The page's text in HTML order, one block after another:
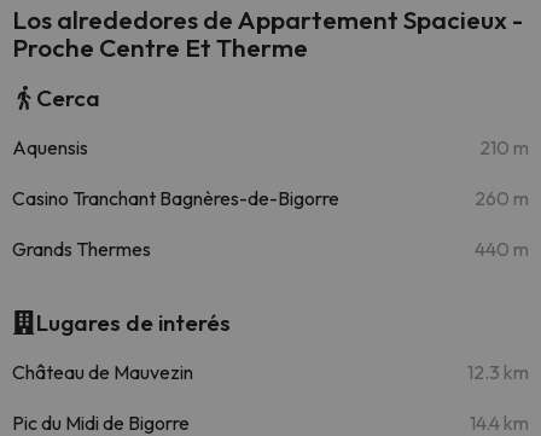
Los alrededores de Appartement Spacieux -
Proche Centre Et Therme
Cerca
Aquensis 210 m
Casino Tranchant Bagnères-de-Bigorre 260 m
Grands Thermes 440 m
Lugares de interés
Château de Mauvezin 12.3 km
Pic du Midi de Bigorre 14.4 km